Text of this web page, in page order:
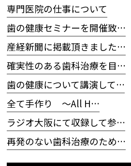
専門医院の仕事について
歯の健康セミナーを開催致…
産経新聞に掲載頂きました…
確実性のある歯科治療を目…
歯の健康について講演して…
全て手作り 〜All H…
ラジオ大阪にて収録して参…
再発のない歯科治療のため…